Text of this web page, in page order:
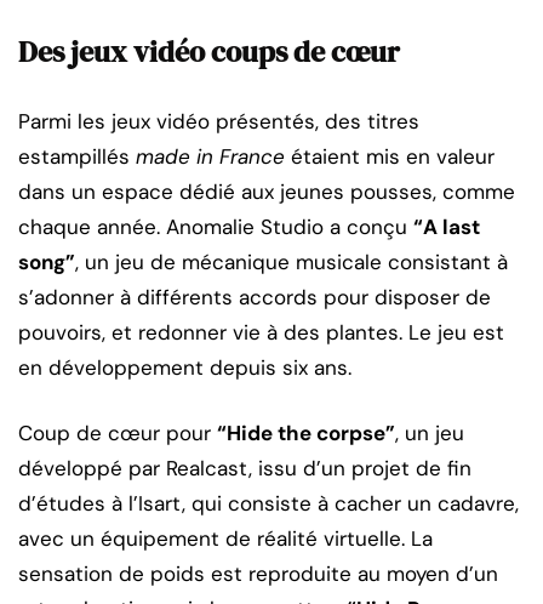
Des jeux vidéo coups de cœur
Parmi les jeux vidéo présentés, des titres
estampillés made in France étaient mis en valeur
dans un espace dédié aux jeunes pousses, comme
chaque année. Anomalie Studio a conçu “A last
song”, un jeu de mécanique musicale consistant à
s’adonner à différents accords pour disposer de
pouvoirs, et redonner vie à des plantes. Le jeu est
en développement depuis six ans.
Coup de cœur pour “Hide the corpse”, un jeu
développé par Realcast, issu d’un projet de fin
d’études à l’Isart, qui consiste à cacher un cadavre,
avec un équipement de réalité virtuelle. La
sensation de poids est reproduite au moyen d’un